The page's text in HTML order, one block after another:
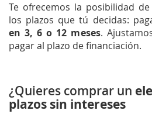
Te ofrecemos la posibilidad
los plazos que tú decidas:
en 3, 6 o 12 meses.
pagar al plazo de financiación.
¿Quieres comprar un
plazos sin intereses